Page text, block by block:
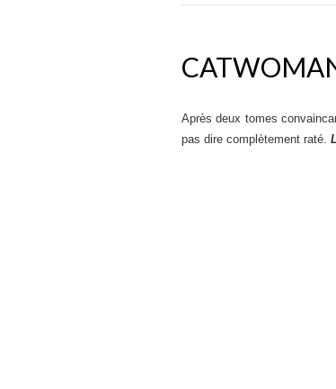
Après deux tomes
pas dire complètement raté.